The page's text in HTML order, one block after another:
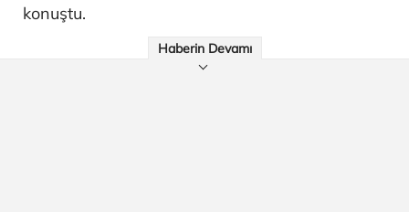
konuştu.
Haberin Devamı